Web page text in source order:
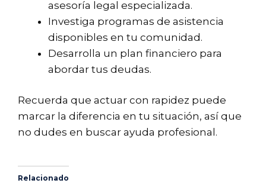
asesoría legal especializada.
Investiga programas de asistencia
disponibles en tu comunidad.
Desarrolla un plan financiero para
abordar tus deudas.
Recuerda que actuar con rapidez puede
marcar la diferencia en tu situación, así que
no dudes en buscar ayuda profesional.
Relacionado